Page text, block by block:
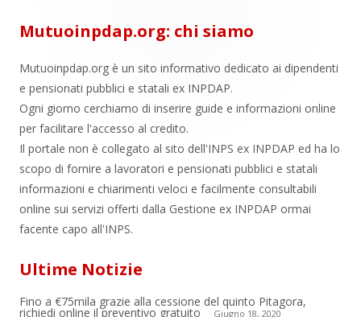
Mutuoinpdap.org: chi siamo
Mutuoinpdap.org è un sito informativo dedicato ai dipendenti
e pensionati pubblici e statali ex INPDAP.
Ogni giorno cerchiamo di inserire guide e informazioni online
per facilitare l'accesso al credito.
Il portale non è collegato al sito dell'INPS ex INPDAP ed ha lo
scopo di fornire a lavoratori e pensionati pubblici e statali
informazioni e chiarimenti veloci e facilmente consultabili
online sui servizi offerti dalla Gestione ex INPDAP ormai
facente capo all'INPS.
Ultime Notizie
Fino a €75mila grazie alla cessione del quinto Pitagora,
richiedi online il preventivo gratuito Giugno 18, 2020